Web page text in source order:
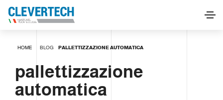
HOME BLOG PALLETTIZZAZIONE AUTOMATICA
pallettizzazione
automatica